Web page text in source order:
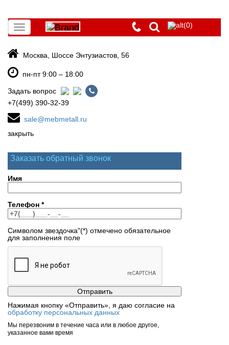
Toggle
navigation
(0)
Москва, Шоссе Энтузиастов, 56
пн-пт 9:00 – 18:00
Задать вопрос
+7(499) 390-32-39
sale@mebmetall.ru
закрыть
Заказать обратный звонок
Имя
Телефон *
Символом звездочка"(*) отмечено обязательное
для заполнения поле
Нажимая кнопку «Отправить», я даю согласие на
обработку персональных данных
Мы перезвоним в течение часа или в любое другое,
указанное вами время